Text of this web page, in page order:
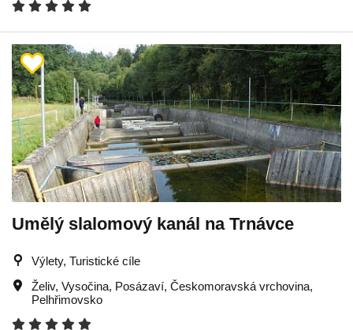
Umělý slalomový kanál na Trnávce
Výlety, Turistické cíle
Želiv, Vysočina, Posázaví, Českomoravská vrchovina,
Pelhřimovsko